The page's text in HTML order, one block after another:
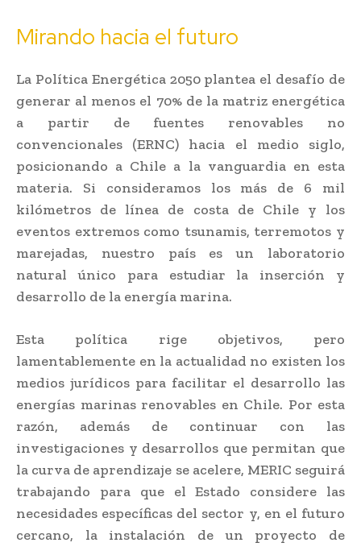
Mirando hacia el futuro
La Política Energética 2050 plantea el desafío de
generar al menos el 70% de la matriz energética
a partir de fuentes renovables no
convencionales (ERNC) hacia el medio siglo,
posicionando a Chile a la vanguardia en esta
materia. Si consideramos los más de 6 mil
kilómetros de línea de costa de Chile y los
eventos extremos como tsunamis, terremotos y
marejadas, nuestro país es un laboratorio
natural único para estudiar la inserción y
desarrollo de la energía marina.
Esta política rige objetivos, pero
lamentablemente en la actualidad no existen los
medios jurídicos para facilitar el desarrollo las
energías marinas renovables en Chile. Por esta
razón, además de continuar con las
investigaciones y desarrollos que permitan que
la curva de aprendizaje se acelere, MERIC seguirá
trabajando para que el Estado considere las
necesidades específicas del sector y, en el futuro
cercano, la instalación de un proyecto de